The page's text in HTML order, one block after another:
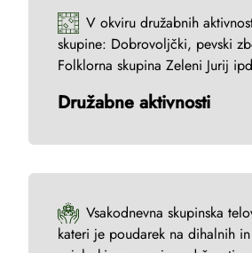
V okviru družabnih
skupine: Dobrovoljčki, pevski
Folklorna skupina Zeleni Jurij
Družabne aktivnosti
Vsakodnevna skupinska
kateri je poudarek na dihalnih